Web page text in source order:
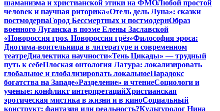
шаманизма и христианской этики на ФМОЛюбой простой
человек и научная риторика«Отель дель Луна»: сказки
постмодернаГород Бессмертных и постмодернОбраз
военного Луганска в поэме Елены Заславской
«Новороссия гроз. Новороссия грёз»Философия эроса:
Диотима-воительница в литературе и современном
театреДиалектика научности«Тень Цикады» — трудный
путь к себеПлоская онтология Латура: локализировать
глобальное и глобализировать локальноеПарадокс
богатства на Западе«Разделение» и чтениеСоциологи и
ученые: конфликт интерпретацийХристианская
эротическая мистика в жизни и в киноСоциальный
конструкт: фантазия или реальность?Культуролог Нина